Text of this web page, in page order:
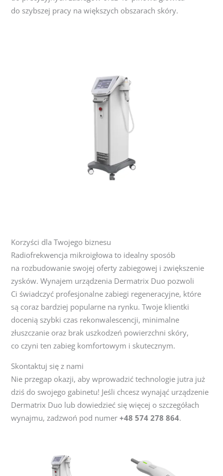
do szybszej pracy na większych obszarach skóry.
Korzyści dla Twojego biznesu
Radiofrekwencja mikroigłowa to idealny sposób
na rozbudowanie swojej oferty zabiegowej i zwiększenie
zysków. Wynajem urządzenia Dermatrix Duo pozwoli
Ci świadczyć profesjonalne zabiegi regeneracyjne, które
są coraz bardziej popularne na rynku. Twoje klientki
docenią szybki czas rekonwalescencji, minimalne
złuszczanie oraz brak uszkodzeń powierzchni skóry,
co czyni ten zabieg komfortowym i skutecznym.
Skontaktuj się z nami
Nie przegap okazji, aby wprowadzić technologie jutra już
dziś do swojego gabinetu! Jeśli chcesz wynająć urządzenie
Dermatrix Duo lub dowiedzieć się więcej o szczegółach
wynajmu, zadzwoń pod numer+48 574 278 864.